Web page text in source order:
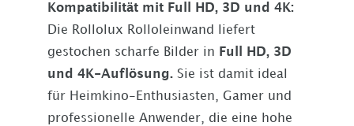
Kompatibilität mit Full HD, 3D und 4K:
Die Rollolux Rolloleinwand liefert
gestochen scharfe Bilder in Full HD, 3D
und 4K-Auflösung. Sie ist damit ideal
für Heimkino-Enthusiasten, Gamer und
professionelle Anwender, die eine hohe